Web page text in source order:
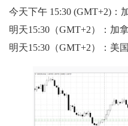
今天下午 15:30 (GMT+2)：
明天15:30（GMT+2）：加
明天15:30（GMT+2）：美